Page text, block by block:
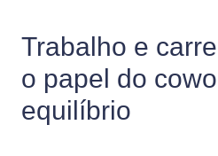
Trabalho e
o papel do
equilíbrio